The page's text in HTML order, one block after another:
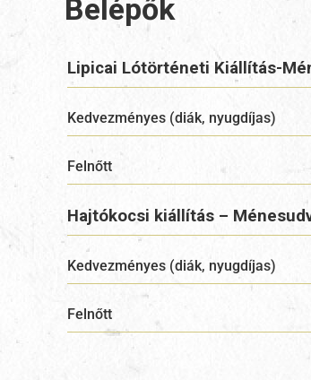
Belépők
Lipicai Lótörténeti Kiállítás-
Kedvezményes (diák, nyugdíjas)
Felnőtt
Hajtókocsi kiállítás –
Kedvezményes (diák, nyugdíjas)
Felnőtt